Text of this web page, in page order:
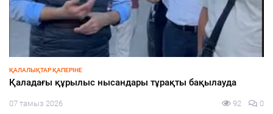
ҚАЛАЛЫҚТАР ҚАПЕРІНЕ
Қаладағы құрылыс нысандары тұрақты бақылауда
07 тамыз 2026 92 0